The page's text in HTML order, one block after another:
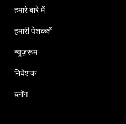
हमारे बारे में
हमारी पेशकशें
न्यूज़रूम
निवेशक
ब्लॉग